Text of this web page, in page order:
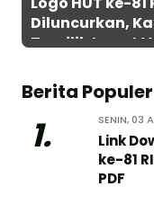
Diluncurkan,
Terpilih Lewat
Berita Populer
1. SENIN, 03
Link
ke-81
PDF